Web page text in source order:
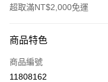
超取滿NT$2,000免運
信用卡一次付款
超商取貨付款
商品特色
商品編號
11808162